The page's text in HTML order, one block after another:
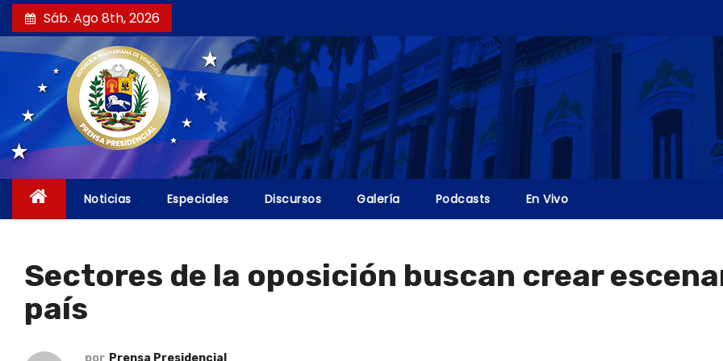
a
l
Sáb. Ago 8th, 2026
Noticias Especiales Discursos Galería Podcasts En Vivo
Sectores de la oposición buscan crear
país
por Prensa Presidencial